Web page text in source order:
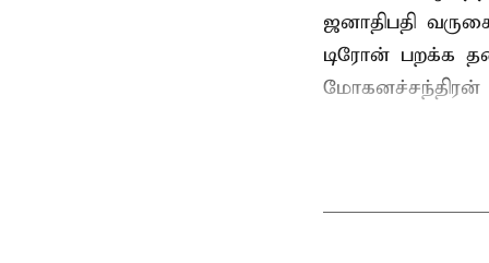
ஜனாதிபதி
டிரோன் பறக்க
மோகனச்சந்திரன்